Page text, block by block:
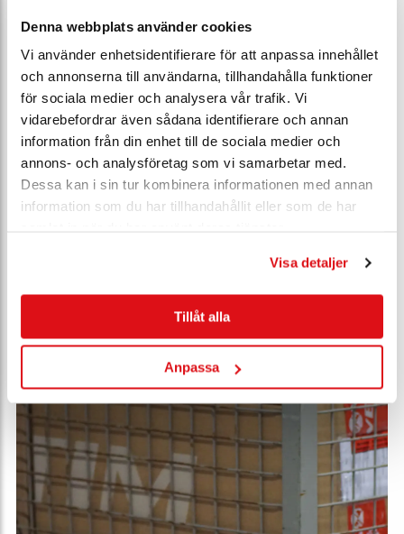
Denna webbplats använder cookies
Vi använder enhetsidentifierare för att anpassa innehållet
och annonserna till användarna, tillhandahålla funktioner
för sociala medier och analysera vår trafik. Vi
vidarebefordrar även sådana identifierare och annan
information från din enhet till de sociala medier och
annons- och analysföretag som vi samarbetar med.
Dessa kan i sin tur kombinera informationen med annan
information som du har tillhandahållit eller som de har
Visa detaljer
Tillåt alla
Anpassa
Välkommen till
Ventimfamiljen